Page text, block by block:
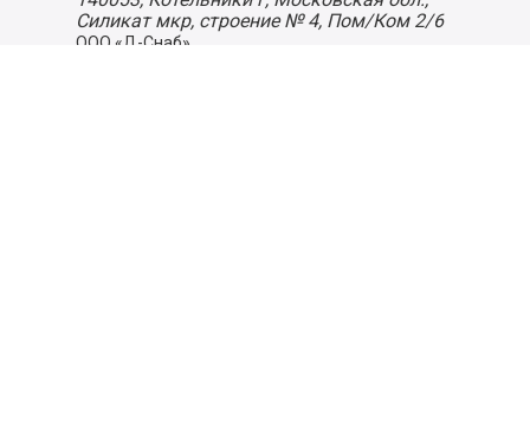
Силикат мкр, строение № 4, Пом/Ком 2/6
ООО «Д-Снаб»